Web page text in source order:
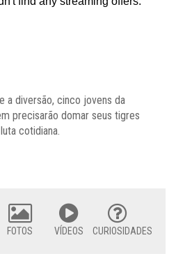
a diversão, cinco jovens da
precisarão domar seus tigres
cotidiana.
FOTOS VÍDEOS CURIOSIDADES